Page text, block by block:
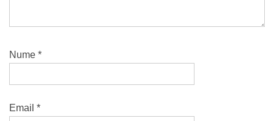
Nume *
Email *